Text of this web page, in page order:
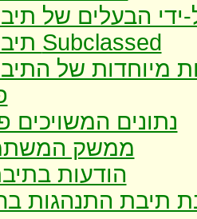
ידי הבעלים של
Subclassed תיבות משולבות
מיוחדות של
נתונים המשויכים
ממשק
הודעות
תיבת התנהגות